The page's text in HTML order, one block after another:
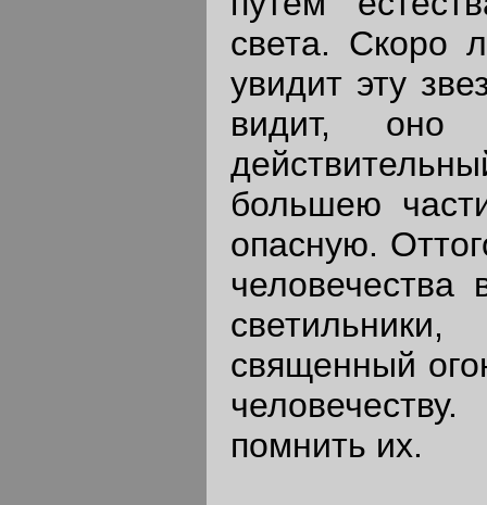
света. Скоро
увидит эту
видит, оно
большею
опасную.
священный
помнить их.